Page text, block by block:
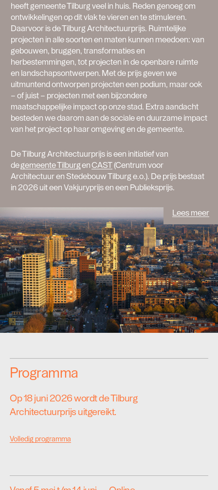
heeft gemeente Tilburg veel in huis. Reden genoeg om
ontwikkelingen op dit vlak te vieren en te stimuleren.
Daarvoor is de Tilburg Architectuurprijs. Ruimtelijke
projecten in alle soorten en maten kunnen meedoen: van
gebouwen, bruggen, transformaties en
herbestemmingen, tot projecten in de openbare ruimte
en landschapsontwerpen. Met de prijs geven we
uitmuntend ontworpen projecten een podium, maar ook
– of juist – projecten met een bijzondere
maatschappelijke impact op onze stad. Extra aandacht
besteden we daarom aan de sociale en duurzame impact
van het project op haar omgeving en de gemeente.
De Tilburg Architectuurprijs is een initiatief van
degemeente TilburgenCAST(Centrum voor
Architectuur en Stedebouw Tilburg e.o.). De prijs bestaat
in 2026 uit een Vakjuryprijs en een Publieksprijs.
Lees meer
Programma
Op 18 juni 2026 wordt de Tilburg
Architectuurprijs uitgereikt.
Volledig programma